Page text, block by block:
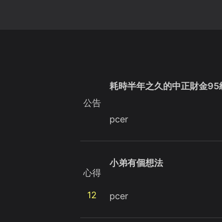
公告
耗時半年之久的中正財金95
pcer
心得
12
小弟有個想法
pcer